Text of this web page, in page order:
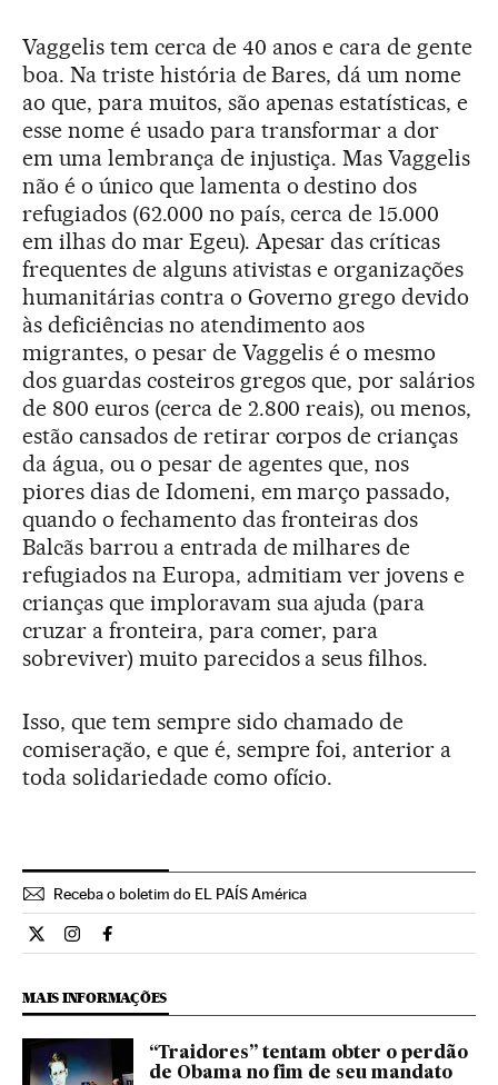
Vaggelis tem cerca de 40 anos e cara de gente
boa. Na triste história de Bares, dá um nome
ao que, para muitos, são apenas estatísticas, e
esse nome é usado para transformar a dor
em uma lembrança de injustiça. Mas Vaggelis
não é o único que lamenta o destino dos
refugiados (62.000 no país, cerca de 15.000
em ilhas do mar Egeu). Apesar das críticas
frequentes de alguns ativistas e organizações
humanitárias contra o Governo grego devido
às deficiências no atendimento aos
migrantes, o pesar de Vaggelis é o mesmo
dos guardas costeiros gregos que, por salários
de 800 euros (cerca de 2.800 reais), ou menos,
estão cansados de retirar corpos de crianças
da água, ou o pesar de agentes que, nos
piores dias de Idomeni, em março passado,
quando o fechamento das fronteiras dos
Balcãs barrou a entrada de milhares de
refugiados na Europa, admitiam ver jovens e
crianças que imploravam sua ajuda (para
cruzar a fronteira, para comer, para
sobreviver) muito parecidos a seus filhos.
Isso, que tem sempre sido chamado de
comiseração, e que é, sempre foi, anterior a
toda solidariedade como ofício.
Receba o boletim do EL PAÍS América
Internacional El País Brasil en Twitter
Internacional El País Brasil en Instagram
Internacional El País Brasil en Facebook
MAIS INFORMAÇÕES
“Traidores” tentam obter o perdão
de Obama no fim de seu mandato